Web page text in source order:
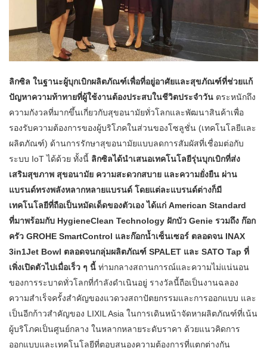
ลิกซิล ในฐานะผู้บุกเบิกผลิตภัณฑ์เพื่อที่อยู่อาศัยและสุขภัณฑ์ที่ช่วยแก้
ปัญหาความท้าทายที่ผู้ใช้งานต้องประสบในชีวิตประจำวัน ตระหนักถึง
ความกังวลที่มากขึ้นเกี่ยวกับสุขอนามัยทั่วโลกและพัฒนาสินค้าเพื่อ
รองรับความต้องการของผู้บริโภคในส่วนของโซลูชั่น (เทคโนโลยีและ
ผลิตภัณฑ์) ด้านการรักษาสุขอนามัยแบบลดการสัมผัสที่เชื่อมต่อกับ
ระบบ IoT ได้ด้วย ทั้งนี้ ลิกซิลได้นำเสนอเทคโนโลยีรุ่นบุกเบิกที่ส่ง
เสริมสุขภาพ สุขอนามัย ความสะดวกสบาย และความยั่งยืน ผ่าน
แบรนด์ทรงพลังหลากหลายแบรนด์ โดยแต่ละแบรนด์ต่างก็มี
เทคโนโลยีที่ถือเป็นหมัดเด็ดของตัวเอง ได้แก่ American Standard
ที่มาพร้อมกับ HygieneClean Technology ฝักบัว Genie รวมถึง ก๊อก
ครัว GROHE SmartControl และก๊อกน้ำเซ็นเซอร์ ตลอดจน INAX
3in1Jet Bowl ตลอดจนกลุ่มผลิตภัณฑ์ SPALET และ SATO Tap ที่
เพิ่งเปิดตัวไปเมื่อเร็ว ๆ นี้ ท่ามกลางสถานการณ์และความไม่แน่นอน
ของการระบาดทั่วโลกที่กำลังดำเนินอยู่ รางวัลนี้ถือเป็นงานฉลอง
ความสำเร็จครั้งสำคัญของแวดวงสถาปัตยกรรมและการออกแบบ และ
เป็นอีกก้าวสำคัญของ LIXIL Asia ในการเดินหน้าจัดหาผลิตภัณฑ์ที่เน้น
ผู้บริโภคเป็นศูนย์กลาง ในหลากหลายระดับราคา ด้วยแนวคิดการ
ออกแบบและเทคโนโลยีที่ตอบสนองความต้องการที่แตกต่างกัน